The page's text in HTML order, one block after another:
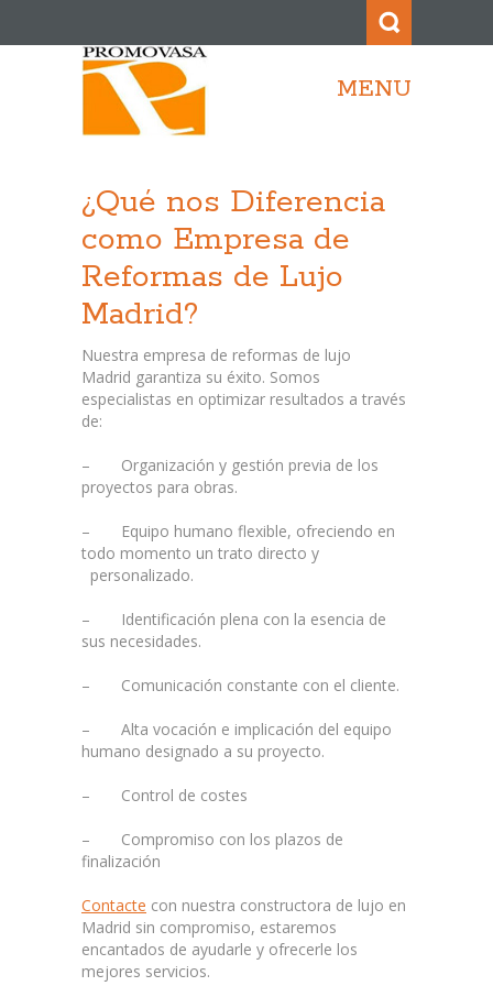
MENU
¿Qué nos Diferencia
como Empresa de
Reformas de Lujo
Madrid?
Nuestra empresa de reformas de lujo
Madrid garantiza su éxito. Somos
especialistas en optimizar resultados a través
de:
– Organización y gestión previa de los
proyectos para obras.
– Equipo humano flexible, ofreciendo en
todo momento un trato directo y
personalizado.
– Identificación plena con la esencia de
sus necesidades.
– Comunicación constante con el cliente.
– Alta vocación e implicación del equipo
humano designado a su proyecto.
– Control de costes
– Compromiso con los plazos de
finalización
Contacte con nuestra constructora de lujo en
Madrid sin compromiso, estaremos
encantados de ayudarle y ofrecerle los
mejores servicios.